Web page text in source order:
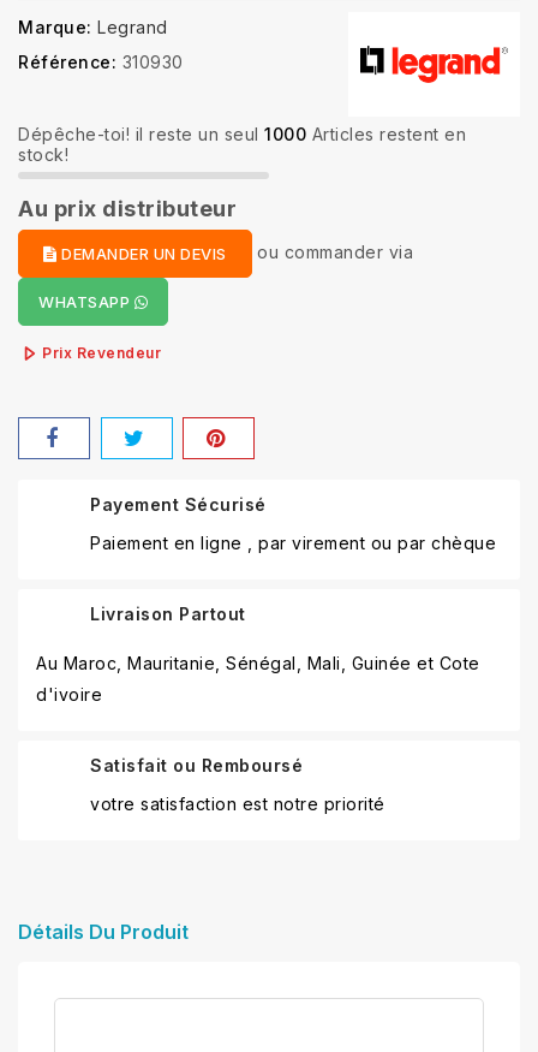
Marque: Legrand
Référence: 310930
Dépêche-toi! il reste un seul 1000 Articles restent en
stock!
Au prix distributeur
DEMANDER UN DEVIS ou commander via
WHATSAPP
Prix Revendeur
Payement Sécurisé
Paiement en ligne , par virement ou par chèque
Livraison Partout
Au Maroc, Mauritanie, Sénégal, Mali, Guinée et Cote
d'ivoire
Satisfait ou Remboursé
votre satisfaction est notre priorité
Détails Du Produit